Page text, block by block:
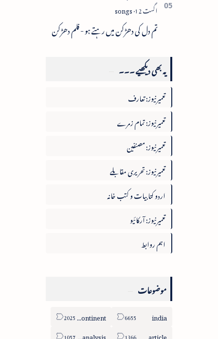
تم دل کی دھڑکن میں رہتے ہو - فلم دھڑکن
یہ بھی دیکھیے ۔۔۔
تعمیرنیوز: تعارف
تعمیرنیوز: تمام زمرے
تعمیرنیوز: مصنفین
تعمیرنیوز: تحریری مقابلے
اردو کتابیات و کتب خانہ
تعمیرنیوز: آرکائیو
اہم روابط
موضوعات
india
sub-continent